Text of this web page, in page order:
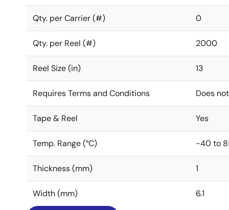
Qty. per Carrier (#) 0
Qty. per Reel (#) 2000
Reel Size (in) 13
Requires Terms and Conditions Does
Tape & Reel Yes
Temp. Range (°C) -40 to
Thickness (mm) 1
Width (mm) 6.1